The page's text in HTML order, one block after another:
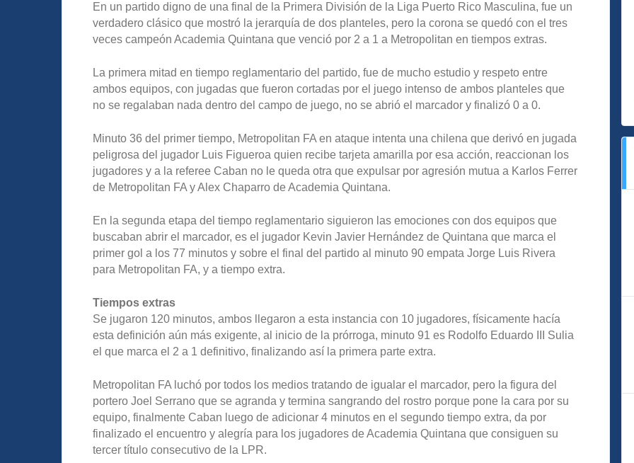
En un partido digno de una final de la Primera División de la Liga Puerto Rico Masculina, fue un
verdadero clásico que mostró la jerarquía de dos planteles, pero la corona se quedó con el tres
veces campeón Academia Quintana que venció por 2 a 1 a Metropolitan en tiempos extras.
La primera mitad en tiempo reglamentario del partido, fue de mucho estudio y respeto entre
ambos equipos, con jugadas que fueron cortadas por el juego intenso de ambos planteles que
no se regalaban nada dentro del campo de juego, no se abrió el marcador y finalizó 0 a 0.
Minuto 36 del primer tiempo, Metropolitan FA en ataque intenta una chilena que derivó en jugada
peligrosa del jugador Luis Figueroa quien recibe tarjeta amarilla por esa acción, reaccionan los
jugadores y a la referee Caban no le queda otra que expulsar por agresión mutua a Karlos Ferrer
de Metropolitan FA y Alex Chaparro de Academia Quintana.
En la segunda etapa del tiempo reglamentario siguieron las emociones con dos equipos que
buscaban abrir el marcador, es el jugador Kevin Javier Hernández de Quintana que marca el
primer gol a los 77 minutos y sobre el final del partido al minuto 90 empata Jorge Luis Rivera
para Metropolitan FA, y a tiempo extra.
Tiempos extras
Se jugaron 120 minutos, ambos llegaron a esta instancia con 10 jugadores, físicamente hacía
esta definición aún más exigente, al inicio de la prórroga, minuto 91 es Rodolfo Eduardo III Sulia
el que marca el 2 a 1 definitivo, finalizando así la primera parte extra.
Metropolitan FA luchó por todos los medios tratando de igualar el marcador, pero la figura del
portero Joel Serrano que se agranda y termina sangrando del rostro porque pone la cara por su
equipo, finalmente Caban luego de adicionar 4 minutos en el segundo tiempo extra, da por
finalizado el encuentro y alegría para los jugadores de Academia Quintana que consiguen su
tercer título consecutivo de la LPR.